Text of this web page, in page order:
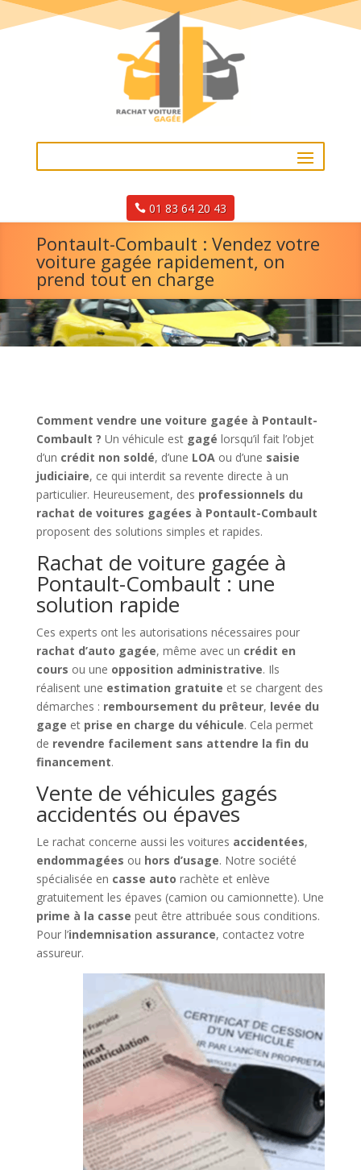
01 83 64 20 43
Pontault-Combault : Vendez votre
voiture gagée rapidement, on
prend tout en charge
Comment vendre une voiture gagée à Pontault-
Combault ? Un véhicule est gagé lorsqu’il fait l’objet
d’un crédit non soldé, d’une LOA ou d’une saisie
judiciaire, ce qui interdit sa revente directe à un
particulier. Heureusement, des professionnels du
rachat de voitures gagées à Pontault-Combault
proposent des solutions simples et rapides.
Rachat de voiture gagée à
Pontault-Combault : une
solution rapide
Ces experts ont les autorisations nécessaires pour
rachat d’auto gagée, même avec un crédit en
cours ou une opposition administrative. Ils
réalisent une estimation gratuite et se chargent des
démarches : remboursement du prêteur, levée du
gage et prise en charge du véhicule. Cela permet
de revendre facilement sans attendre la fin du
financement.
Vente de véhicules gagés
accidentés ou épaves
Le rachat concerne aussi les voitures accidentées,
endommagées ou hors d’usage. Notre société
spécialisée en casse auto rachète et enlève
gratuitement les épaves (camion ou camionnette). Une
prime à la casse peut être attribuée sous conditions.
Pour l’indemnisation assurance, contactez votre
assureur.